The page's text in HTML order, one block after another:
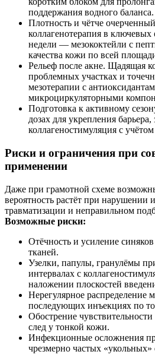
поддержания водного баланса.
Плотность и чётче
коллагенотерапия в
недели — мезококтейли с
качества кожи по всей
Рельеф после акне. Щадящая
проблемных участках и
мезотерапии с
микроциркуляторными
Подготовка к активному
дозах для укрепления
коллагеностимуляция с
Риски и ограничения при
применении
Даже при грамотной схеме
вероятность растёт при нарушении
травматизации и неправильном
Возможные риски:
Отёчность и усиление
тканей.
Узелки, папулы, гранулёмы
интервалах с
наложении плоскостей
Нерегулярное распределение
последующих инъекциях по
Обострение
след у тонкой кожи.
Инфекционные осложнения
чрезмерно частых «укольных»